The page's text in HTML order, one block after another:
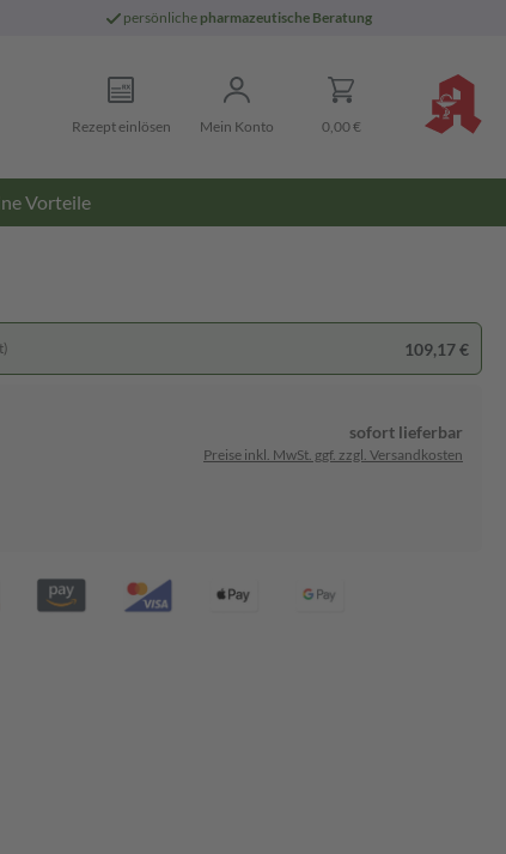
persönliche pharmazeutische Beratung
Rezept einlösen Mein Konto 0,00 €
Vorteile
109,17 €
sofort lieferbar
Preise inkl. MwSt. ggf. zzgl. Versandkosten